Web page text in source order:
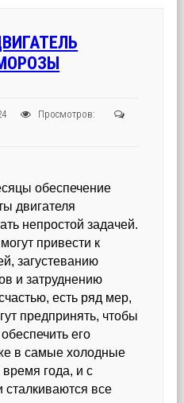
Просмотров:
обеспечение
двигателя
непростой задачей.
привести к
загустеванию
и затруднению
есть ряд мер,
предпринять, чтобы
его
в самые холодные
года, и с
сталкиваются все